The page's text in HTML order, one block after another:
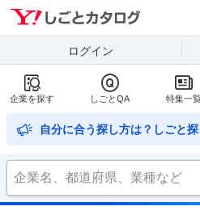
ログイン
企業を探す しごとQA 特集一
自分に合う探し方は？しごと